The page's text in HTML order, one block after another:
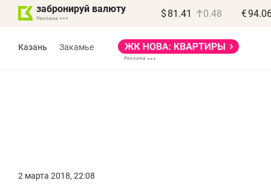
забронируй валюту $ 81.41 0.48 €
Казань Закамье
2 марта 2018, 22:08